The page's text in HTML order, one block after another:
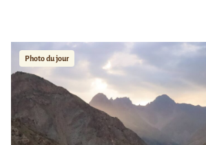
Photo du jour